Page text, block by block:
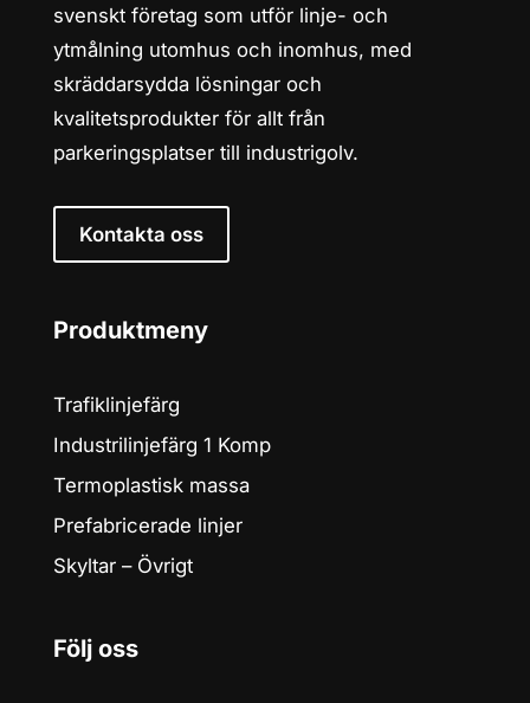
svenskt företag som utför linje- och
ytmålning utomhus och inomhus, med
skräddarsydda lösningar och
kvalitetsprodukter för allt från
parkeringsplatser till industrigolv.
Kontakta oss
Produktmeny
Trafiklinjefärg
Industrilinjefärg 1 Komp
Termoplastisk massa
Prefabricerade linjer
Skyltar – Övrigt
Följ oss